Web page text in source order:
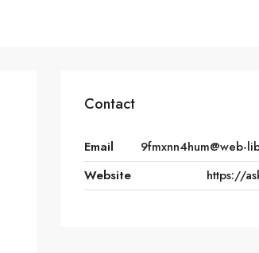
Contact
Email
9fmxnn4hum@web-
Website
https://